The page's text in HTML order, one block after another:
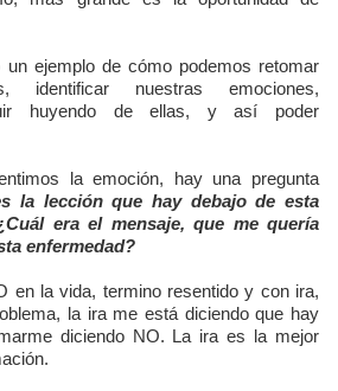
ejemplo de cómo podemos retomar
identificar nuestras emociones,
huyendo de ellas, y así poder
la emoción, hay una pregunta
la lección que hay debajo de esta
era el mensaje, que me quería
enfermedad?
en la vida, termino resentido y con ira,
la ira me está diciendo que hay
diciendo NO. La ira es la mejor